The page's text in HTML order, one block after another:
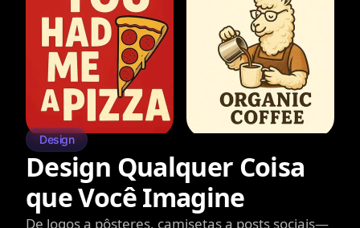
Design
Design Qualquer Coisa
que Você Imagine
De logos a pôsteres, camisetas a posts sociais—